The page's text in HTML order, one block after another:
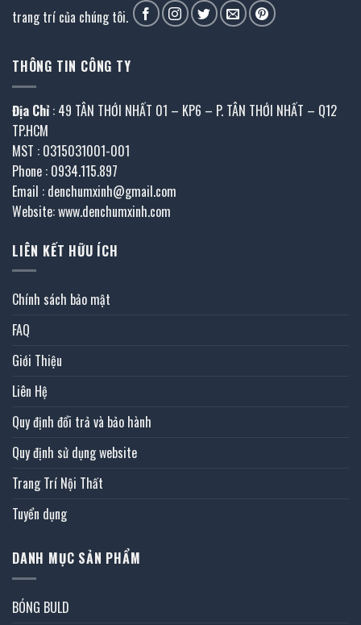
trang trí của chúng tôi.
THÔNG TIN CÔNG TY
Địa Chỉ : 49 TÂN THỚI NHẤT 01 – KP6 – P. TÂN THỚI NHẤT – Q12
TP.HCM
MST : 0315031001-001
Phone : 0934.115.897
Email : denchumxinh@gmail.com
Website: www.denchumxinh.com
LIÊN KẾT HỮU ÍCH
Chính sách bảo mật
FAQ
Giới Thiệu
Liên Hệ
Quy định đổi trả và bảo hành
Quy định sử dụng website
Trang Trí Nội Thất
Tuyển dụng
DANH MỤC SẢN PHẨM
BÓNG BULD